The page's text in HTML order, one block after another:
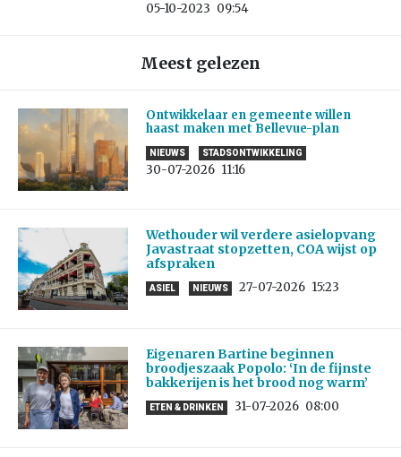
05-10-2023 09:54
Meest gelezen
Ontwikkelaar en gemeente willen
haast maken met Bellevue-plan
NIEUWS STADSONTWIKKELING
30-07-2026 11:16
Wethouder wil verdere asielopvang
Javastraat stopzetten, COA wijst op
afspraken
ASIEL NIEUWS 27-07-2026 15:23
Eigenaren Bartine beginnen
broodjeszaak Popolo: ‘In de fijnste
bakkerijen is het brood nog warm’
ETEN & DRINKEN 31-07-2026 08:00